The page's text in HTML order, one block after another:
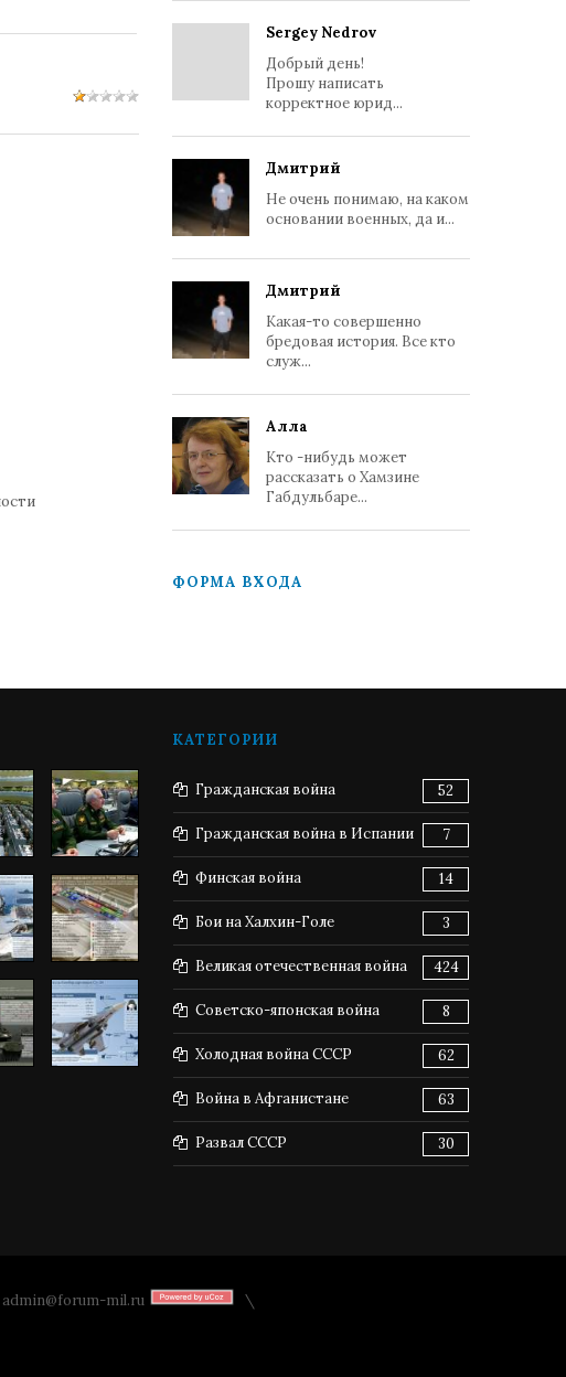
Sergey Nedrov
Добрый день!
Прошу написать
корректное юрид...
Дмитрий
Не очень понимаю, на каком
основании военных, да и...
Дмитрий
Какая-то совершенно
бредовая история. Все кто
служ...
Алла
Кто -нибудь может
рассказать о Хамзине
Габдульбаре...
ФОРМА ВХОДА
КАТЕГОРИИ
Гражданская война 52
Гражданская война в Испании 7
Финская война 14
Бои на Халхин-Голе 3
Великая отечественная война 424
Советско-японская война 8
Холодная война СССР 62
Война в Афганистане 63
Развал СССР 30
admin@forum-mil.ru